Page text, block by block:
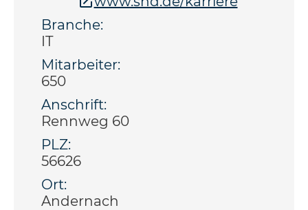
Branche:
IT
Mitarbeiter:
650
Anschrift:
Rennweg 60
PLZ:
56626
Ort:
Andernach